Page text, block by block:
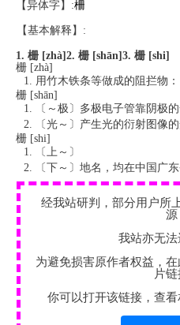
【异体字】:柵
【基本解释】:
1. 栅 [zhà] 2. 栅 [shān] 3. 栅 [shi]
栅 [zhà]
用竹木铁条等做成的阻拦物：
栅 [shān]
〔～极〕多极电子管靠阴极的
〔光～〕产生光的衍射图像的
栅 [shi]
〔上～〕
〔下～〕地名，均在中国广东
经我站研判，部分用户所
源
我站亦无法
为避免损害原作者权益，
片链
你可以打开该链接，查